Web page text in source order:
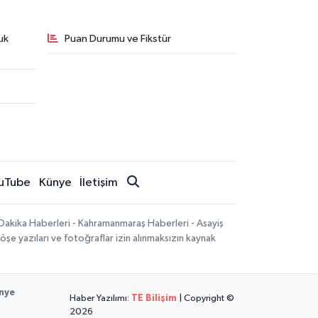
Puan Durumu ve Fikstür
Künye İletişim
Haberleri - Kahramanmaraş Haberleri - Asayiş
yazıları ve fotoğraflar izin alınmaksızın kaynak
Haber Yazılımı: TE Bilişim
| Copyright ©
2026